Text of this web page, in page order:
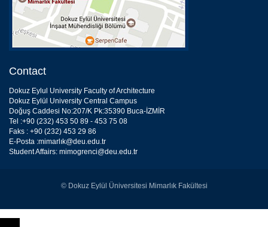
Contact
Dokuz Eylul University Faculty of Architecture
Dokuz Eylül University Central Campus
Doğuş Caddesi No:207/K Pk:35390 Buca-İZMİR
Tel :+90 (232) 453 50 89 - 453 75 08
Faks : +90 (232) 453 29 86
E-Posta :mimarlık@deu.edu.tr
Student Affairs: mimogrenci@deu.edu.tr
© Dokuz Eylül Üniversitesi Mimarlık Fakültesi